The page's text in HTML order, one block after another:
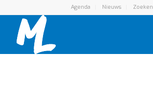
Agenda Nieuws Zoeken